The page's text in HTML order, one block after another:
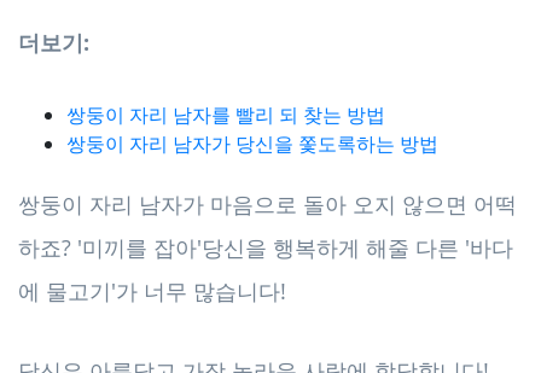
더보기:
쌍둥이 자리 남자를 빨리 되 찾는 방법
쌍둥이 자리 남자가 당신을 쫓도록하는 방법
쌍둥이 자리 남자가 마음으로 돌아 오지 않으면 어떡
하죠? '미끼를 잡아'당신을 행복하게 해줄 다른 '바다
에 물고기'가 너무 많습니다!